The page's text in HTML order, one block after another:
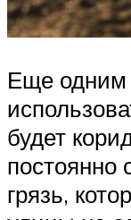
Еще одним
будет
постоянно
грязь,